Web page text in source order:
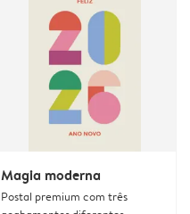
Magia moderna
Postal premium com três